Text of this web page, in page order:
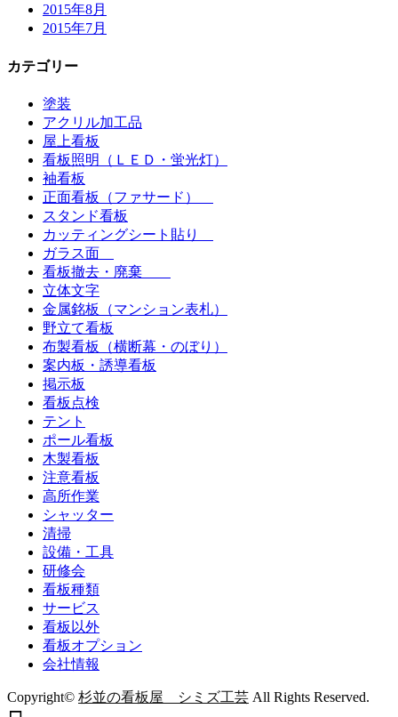
2015年8月
2015年7月
カテゴリー
塗装
アクリル加工品
屋上看板
看板照明（ＬＥＤ・蛍光灯）
袖看板
正面看板（ファサード）
スタンド看板
カッティングシート貼り
ガラス面
看板撤去・廃棄
立体文字
金属銘板（マンション表札）
野立て看板
布製看板（横断幕・のぼり）
案内板・誘導看板
掲示板
看板点検
テント
ポール看板
木製看板
注意看板
高所作業
シャッター
清掃
設備・工具
研修会
看板種類
サービス
看板以外
看板オプション
会社情報
Copyright© 杉並の看板屋 シミズ工芸 All Rights Reserved.